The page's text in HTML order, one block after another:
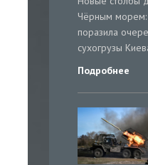
Чёрным морем:
поразила
сухогрузы
Подробнее